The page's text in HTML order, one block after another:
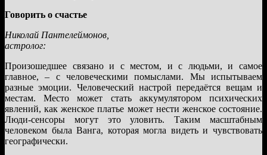
Говорить о счастье
Николай Пантелеймонов,
астролог:
Произошедшее связано и с местом, и с людьми, и самое
главное, – с человеческими помыслами. Мы испытываем
разные эмоции. Человеческий настрой передаётся вещам и
местам. Место может стать аккумулятором психических
явлений, как женское платье может нести женское состояние.
Люди-сенсоры могут это уловить. Таким масштабным
человеком была Ванга, которая могла видеть и чувствовать
географически.